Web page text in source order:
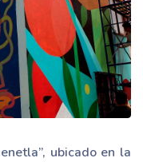
ubicado en la